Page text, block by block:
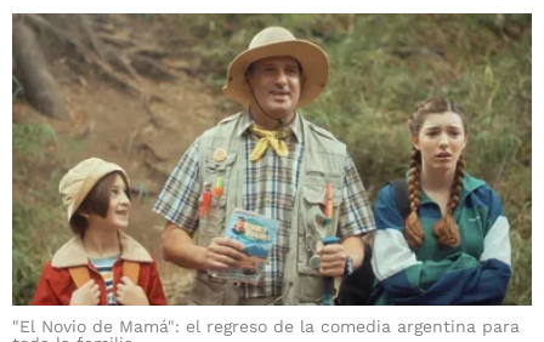
"El Novio de Mamá": el regreso de la comedia argentina para